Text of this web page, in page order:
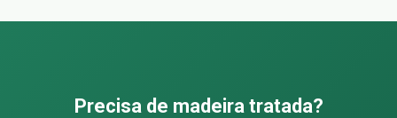
Precisa de madeira tratada?